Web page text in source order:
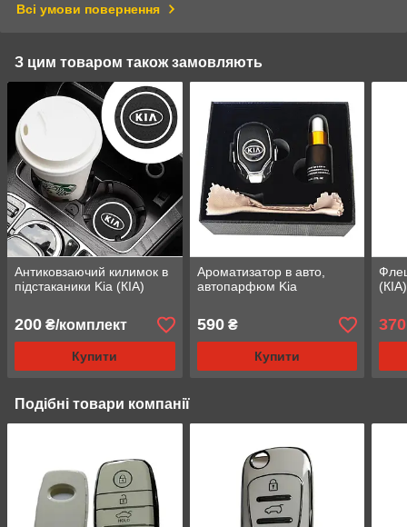
Всі умови повернення
З цим товаром також замовляють
Антиковзаючий килимок в
підстаканики Kia (КІА)
200 ₴/комплект
Купити
Ароматизатор в авто,
автопарфюм Kia
590₴
Купити
Подібні товари компанії